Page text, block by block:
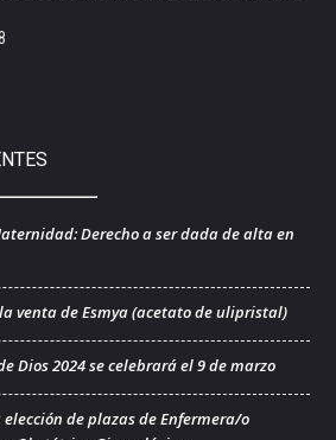
Derecho a ser dada de alta en
venta de Esmya (acetato de ulipristal)
Dios 2024 se celebrará el 9 de marzo
elección de plazas de Enfermera/o